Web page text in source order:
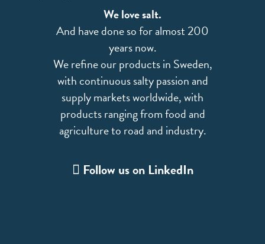
We love salt.
And have done so for almost 200
years now.
We refine our products in Sweden,
with continuous salty passion and
supply markets worldwide, with
products ranging from food and
agriculture to road and industry.
Follow us on LinkedIn